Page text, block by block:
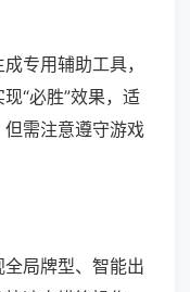
专用辅助工具，
“必胜”效果，适
需注意遵守游戏
局牌型、智能出